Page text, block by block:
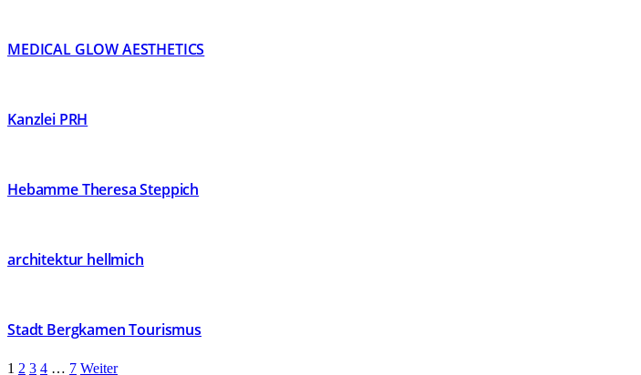
MEDICAL GLOW AESTHETICS
Kanzlei PRH
Hebamme Theresa Steppich
architektur hellmich
Stadt Bergkamen Tourismus
1 2 3 4 … 7 Weiter